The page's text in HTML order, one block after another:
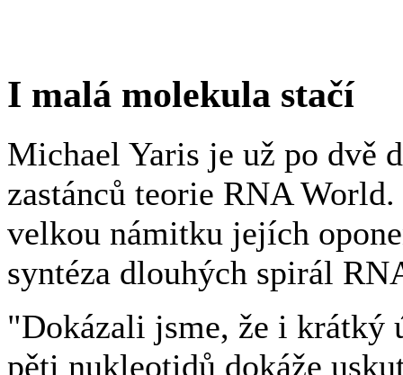
I malá molekula stačí
Michael Yaris je už po dvě
zastánců teorie RNA
velkou námitku jejích
syntéza dlouhých spirál
"Dokázali jsme, že i krátký
pěti nukleotidů dokáže